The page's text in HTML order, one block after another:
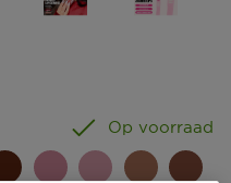
Op voorraad